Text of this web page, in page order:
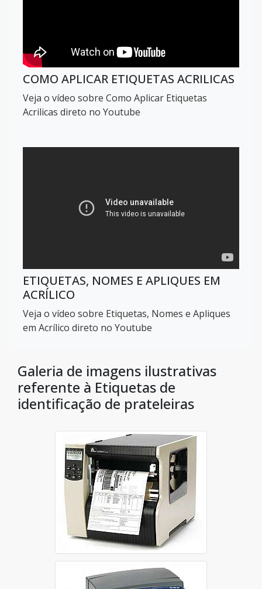
COMO APLICAR ETIQUETAS ACRILICAS
Veja o vídeo sobre Como Aplicar Etiquetas
Acrilicas direto no Youtube
ETIQUETAS, NOMES E APLIQUES EM
ACRÍLICO
Veja o vídeo sobre Etiquetas, Nomes e Apliques
em Acrílico direto no Youtube
Galeria de imagens ilustrativas
referente à Etiquetas de
identificação de prateleiras